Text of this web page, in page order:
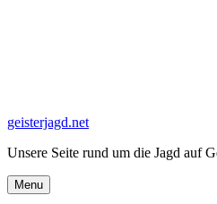
geisterjagd.net
Unsere Seite rund um die Jagd auf
Menu